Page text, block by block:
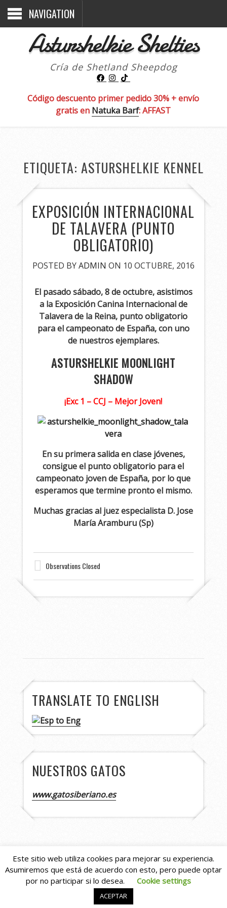
NAVIGATION
Asturshelkie Shelties
Cría de Shetland Sheepdog
Código descuento primer pedido 30% + envío
gratis en Natuka Barf: AFFAST
ETIQUETA: ASTURSHELKIE KENNEL
EXPOSICIÓN INTERNACIONAL
DE TALAVERA (PUNTO
OBLIGATORIO)
POSTED BYADMIN ON 10 OCTUBRE, 2016
El pasado sábado, 8 de octubre, asistimos
a la Exposición Canina Internacional de
Talavera de la Reina, punto obligatorio
para el campeonato de España, con uno
de nuestros ejemplares.
ASTURSHELKIE MOONLIGHT
SHADOW
¡Exc 1 – CCJ – Mejor Joven!
En su primera salida en clase jóvenes,
consigue el punto obligatorio para el
campeonato joven de España, por lo que
esperamos que termine pronto el mismo.
Muchas gracias al juez especialista D. Jose
María Aramburu (Sp)
Observations Closed
TRANSLATE TO ENGLISH
NUESTROS GATOS
www.gatosiberiano.es
Copyright © 2026Asturshelkie Shelties. All
Rights Reserved.Capture by Slocum Studio
Este sitio web utiliza cookies para mejorar su experiencia.
Asumiremos que está de acuerdo con esto, pero puede optar
por no participar si lo desea.
Cookie settings
ACEPTAR